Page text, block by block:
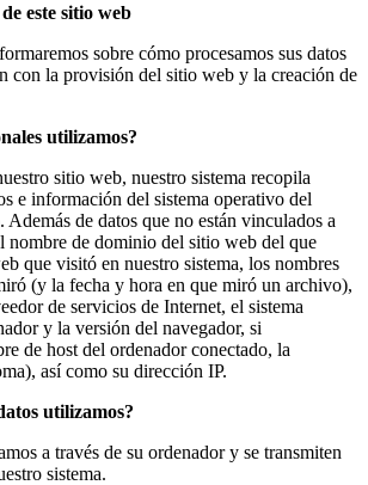
este sitio web
sobre cómo procesamos sus datos
con la provisión del sitio web y la creación de
utilizamos?
sitio web, nuestro sistema recopila
e información del sistema operativo del
Además de datos que no están vinculados a
nombre de dominio del sitio web del que
que visitó en nuestro sistema, los nombres
(y la fecha y hora en que miró un archivo),
de servicios de Internet, el sistema
y la versión del navegador, si
de host del ordenador conectado, la
así como su dirección IP.
utilizamos?
a través de su ordenador y se transmiten
sistema.